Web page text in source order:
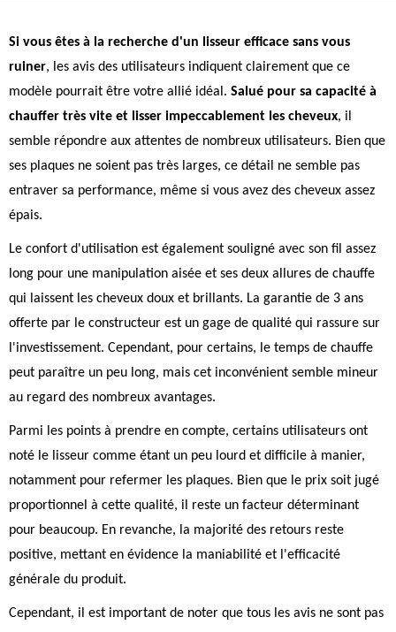
Si vous êtes à la recherche d'un lisseur efficace sans vous
ruiner, les avis des utilisateurs indiquent clairement que ce
modèle pourrait être votre allié idéal. Salué pour sa capacité à
chauffer très vite et lisser impeccablement les cheveux, il
semble répondre aux attentes de nombreux utilisateurs. Bien que
ses plaques ne soient pas très larges, ce détail ne semble pas
entraver sa performance, même si vous avez des cheveux assez
épais.
Le confort d'utilisation est également souligné avec son fil assez
long pour une manipulation aisée et ses deux allures de chauffe
qui laissent les cheveux doux et brillants. La garantie de 3 ans
offerte par le constructeur est un gage de qualité qui rassure sur
l'investissement. Cependant, pour certains, le temps de chauffe
peut paraître un peu long, mais cet inconvénient semble mineur
au regard des nombreux avantages.
Parmi les points à prendre en compte, certains utilisateurs ont
noté le lisseur comme étant un peu lourd et difficile à manier,
notamment pour refermer les plaques. Bien que le prix soit jugé
proportionnel à cette qualité, il reste un facteur déterminant
pour beaucoup. En revanche, la majorité des retours reste
positive, mettant en évidence la maniabilité et l'efficacité
générale du produit.
Cependant, il est important de noter que tous les avis ne sont pas